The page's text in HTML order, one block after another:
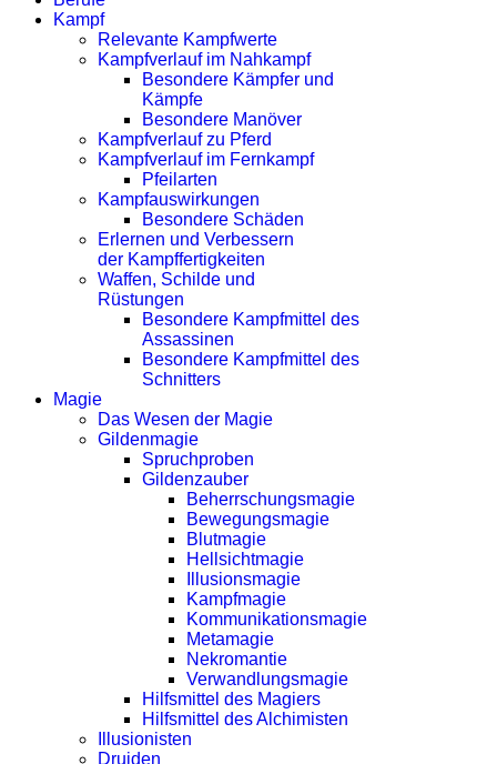
Kampf
Relevante Kampfwerte
Kampfverlauf im Nahkampf
Besondere Kämpfer und
Kämpfe
Besondere Manöver
Kampfverlauf zu Pferd
Kampfverlauf im Fernkampf
Pfeilarten
Kampfauswirkungen
Besondere Schäden
Erlernen und Verbessern
der Kampffertigkeiten
Waffen, Schilde und
Rüstungen
Besondere Kampfmittel des
Assassinen
Besondere Kampfmittel des
Schnitters
Magie
Das Wesen der Magie
Gildenmagie
Spruchproben
Gildenzauber
Beherrschungsmagie
Bewegungsmagie
Blutmagie
Hellsichtmagie
Illusionsmagie
Kampfmagie
Kommunikationsmagie
Metamagie
Nekromantie
Verwandlungsmagie
Hilfsmittel des Magiers
Hilfsmittel des Alchimisten
Illusionisten
Druiden